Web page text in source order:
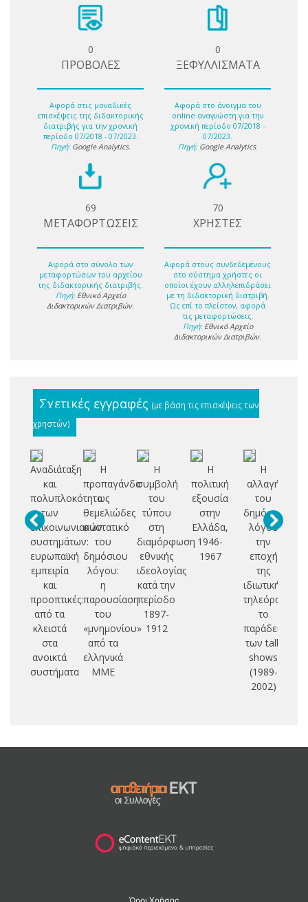
0
ΠΡΟΒΟΛΕΣ
Αφορά στις μοναδικές
επισκέψεις της διδακτορικής
διατριβής για την χρονική
περίοδο 07/2018 - 07/2023.
Πηγή: Google Analytics.
0
ΞΕΦΥΛΛΙΣΜΑΤΑ
Αφορά στο άνοιγμα του
online αναγνώστη για την
χρονική περίοδο 07/2018 -
07/2023.
Πηγή: Google Analytics.
69
ΜΕΤΑΦΟΡΤΩΣΕΙΣ
Αφορά στο σύνολο των
μεταφορτώσων του αρχείου
της διδακτορικής διατριβής.
Πηγή: Εθνικό Αρχείο
Διδακτορικών Διατριβών.
70
ΧΡΗΣΤΕΣ
Αφορά στους συνδεδεμένους
στο σύστημα χρήστες οι
οποίοι έχουν αλληλεπιδράσει
με τη διδακτορική διατριβή.
Ως επί το πλείστον, αφορά
τις μεταφορτώσεις.
Πηγή: Εθνικό Αρχείο
Διδακτορικών Διατριβών.
Σχετικές εγγραφές (με βάση τις επισκέψεις των
χρηστών)
Αναδιάταξη
και
πολυπλοκότητα
των
επικοινωνιακών
συστημάτων:
ευρωπαϊκή
εμπειρία
και
προοπτικές:
από τα
κλειστά
στα
ανοικτά
συστήματα
Η
προπαγάνδα
ως
θεμελιώδες
συστατικό
του
δημόσιου
λόγου:
η
παρουσίαση
του
«μνημονίου»
από τα
ελληνικά
ΜΜΕ
Η
συμβολή
του
τύπου
στη
διαμόρφωση
εθνικής
ιδεολογίας
κατά την
περίοδο
1897-
1912
Η
πολιτική
εξουσία
στην
Ελλάδα,
1946-
1967
Η
αλλαγή
του
δημόσιου
λόγου
την
εποχή
της
ιδιωτικής
τηλεόρασης:
το
παράδειγμα
των talk
shows
(1989-
2002)